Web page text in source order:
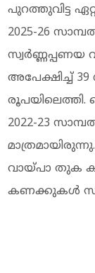
പുറത്തുവിട്ട
2025-26
അപേക്ഷിച്ച് 39
2022-23
വായ്പാ തുക
കണക്കുകൾ